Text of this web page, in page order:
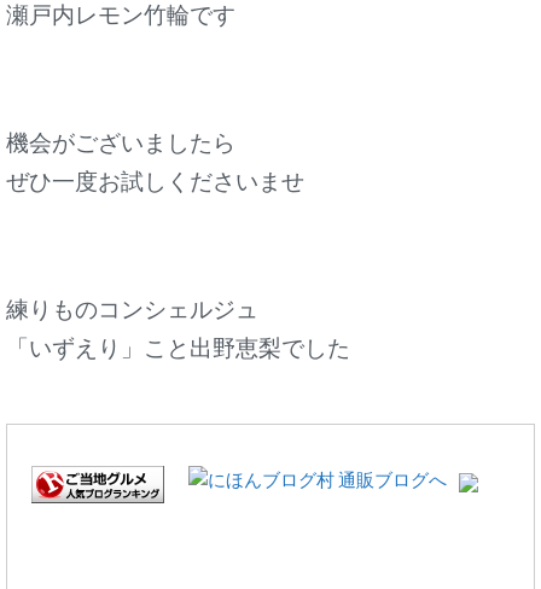
瀬戸内レモン竹輪です
機会がございましたら
ぜひ一度お試しくださいませ
練りものコンシェルジュ
「いずえり」こと出野恵梨でした